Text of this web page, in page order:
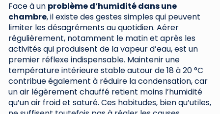
Face à un problème d’humidité dans une
chambre, il existe des gestes simples qui peuvent
limiter les désagréments au quotidien. Aérer
régulièrement, notamment le matin et après les
activités qui produisent de la vapeur d’eau, est un
premier réflexe indispensable. Maintenir une
température intérieure stable autour de 18 à 20 °C
contribue également à réduire la condensation, car
un air légèrement chauffé retient moins l’humidité
qu’un air froid et saturé. Ces habitudes, bien qu’utiles,